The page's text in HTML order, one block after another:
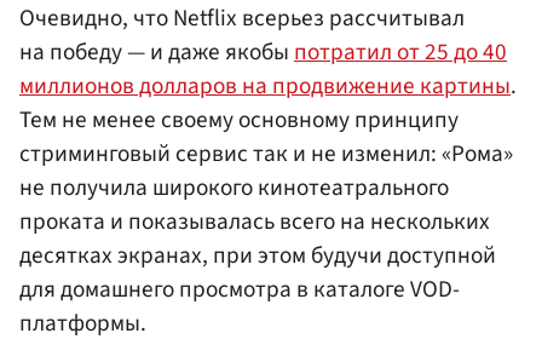
Очевидно, что Netflix всерьез рассчитывал
на победу — и даже якобыпотратил от 25 до 40
миллионов долларов на продвижение картины.
Тем не менее своему основному принципу
стриминговый сервис так и не изменил: «Рома»
не получила широкого кинотеатрального
проката и показывалась всего на нескольких
десятках экранах, при этом будучи доступной
для домашнего просмотра в каталоге VOD-
платформы.